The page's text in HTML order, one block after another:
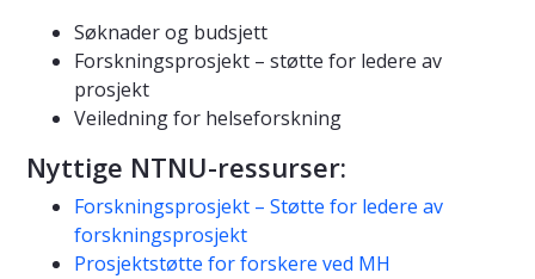
Søknader og budsjett
Forskningsprosjekt – støtte for ledere av
prosjekt
Veiledning for helseforskning
Nyttige NTNU-ressurser:
Forskningsprosjekt – Støtte for ledere av
forskningsprosjekt
Prosjektstøtte for forskere ved MH